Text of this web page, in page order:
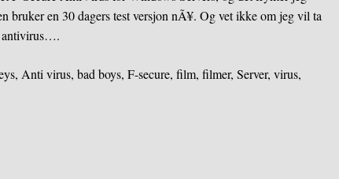
bruker en 30 dagers test versjon nÃ¥. Og vet ikke om jeg vil ta
antivirus….
, Anti virus,bad boys,F-secure,film,filmer,Server,virus,